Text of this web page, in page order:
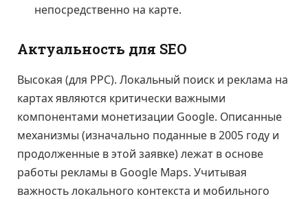
непосредственно на карте.
Актуальность для SEO
Высокая (для PPC). Локальный поиск и реклама на
картах являются критически важными
компонентами монетизации Google. Описанные
механизмы (изначально поданные в 2005 году и
продолженные в этой заявке) лежат в основе
работы рекламы в Google Maps. Учитывая
важность локального контекста и мобильного